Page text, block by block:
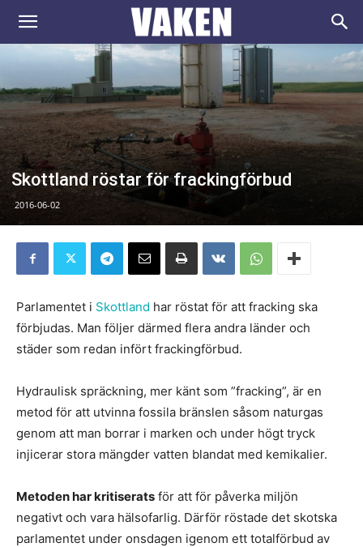
VAKEN.se
Skottland röstar för frackingförbud
2016-06-02
Parlamentet i Skottland har röstat för att fracking ska
förbjudas. Man följer därmed flera andra länder och
städer som redan infört frackingförbud.
Hydraulisk spräckning, mer känt som ”fracking”, är en
metod för att utvinna fossila bränslen såsom naturgas
genom att man borrar i marken och under högt tryck
injicerar stora mängder vatten blandat med kemikalier.
Metoden har kritiserats för att för påverka miljön
negativt och vara hälsofarlig. Därför röstade det skotska
parlamentet under onsdagen igenom ett totalförbud av